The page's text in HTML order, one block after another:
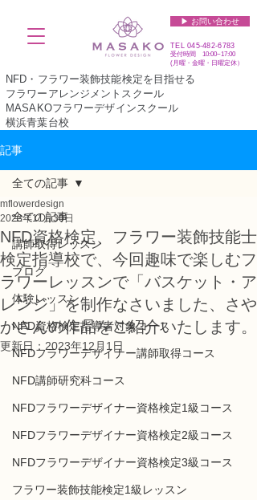
▶︎ お問い合わせ
TEL045-482-6783
受付時間 10:00~17:00​​​
(​月曜・金曜・日曜定休）
NFD・フラワー装飾技能検定を目指せる
フラワーアレンジメントスクール
MASAKOフラワーデザインスクール
横浜青葉台校
記事
全ての記事
講師取得レッスン
ブログ
体験レッスン
NFD資格検定指導者対象コース
NFDフラワーデザイナー講師取得コース
NFD講師研究科コース
NFDフラワーデザイナー資格検定1級コース
NFDフラワーデザイナー資格検定2級コース
NFDフラワーデザイナー資格検定3級コース
フラワー装飾技能検定1級レッスン
全ての記事
NFD資格検定、フラワー装飾技能士
検定指導校で、今回趣味で楽しむフ
ラワーレッスンで「バスケット・ア
レンジ」を制作なさいました、さや
かさんの作品をご紹介いたします。
mflowerdesign
2023年11月30日
更新日： 2023年12月1日